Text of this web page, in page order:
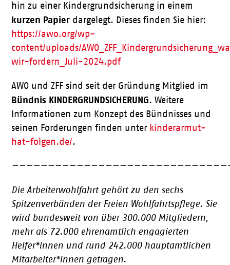
hin zu einer Kindergrundsicherung in einem
kurzen Papier dargelegt. Dieses finden Sie hier:
https://awo.org/wp-
content/uploads/
wir-fordern_Juli-2024.pdf
AWO und ZFF sind seit der Gründung Mitglied im
Bündnis KINDERGRUNDSICHERUNG. Weitere
Informationen zum Konzept des Bündnisses und
seinen Forderungen finden unter kinderarmut-
hat-folgen.de/.
Die Arbeiterwohlfahrt gehört zu den sechs
Spitzenverbänden der Freien Wohlfahrtspflege. Sie
wird bundesweit von über 300.000 Mitgliedern,
mehr als 72.000 ehrenamtlich engagierten
Helfer*innen und rund 242.000 hauptamtlichen
Mitarbeiter*innen getragen.